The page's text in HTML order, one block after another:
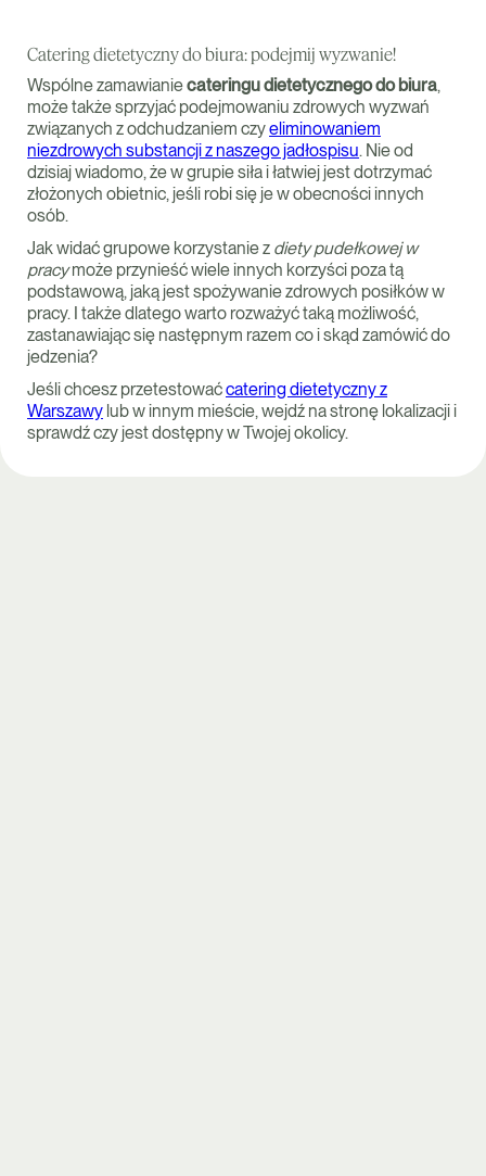
Catering dietetyczny do biura: podejmij wyzwanie!
Wspólne zamawianiecateringu dietetycznego do biura,
może także sprzyjać podejmowaniu zdrowych wyzwań
związanych z odchudzaniem czyeliminowaniem
niezdrowych substancji z naszego jadłospisu. Nie od
dzisiaj wiadomo, że w grupie siła i łatwiej jest dotrzymać
złożonych obietnic, jeśli robi się je w obecności innych
osób.
Jak widać grupowe korzystanie z diety pudełkowej w
pracymoże przynieść wiele innych korzyści poza tą
podstawową, jaką jest spożywanie zdrowych posiłków w
pracy. I także dlatego warto rozważyć taką możliwość,
zastanawiając się następnym razem co i skąd zamówić do
jedzenia?
Jeśli chcesz przetestowaćcatering dietetyczny z
Warszawy lub w innym mieście, wejdź na stronę lokalizacji i
sprawdź czy jest dostępny w Twojej okolicy.